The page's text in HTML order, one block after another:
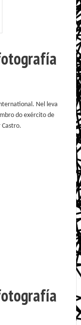
Nel leva
do exército de
Castro.